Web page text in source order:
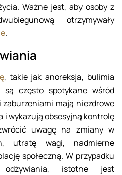
Ważne jest, aby osoby z
otrzymywały
.
, takie jak anoreksja, bulimia
są często spotykane wśród
mają niezdrowe
i wykazują obsesyjną kontrolę
uwagę na zmiany w
utratę wagi, nadmierne
społeczną. W przypadku
odżywiania, istotne jest